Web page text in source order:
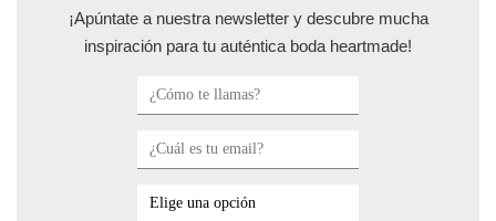
¡Apúntate a nuestra newsletter y descubre mucha
inspiración para tu auténtica boda heartmade!